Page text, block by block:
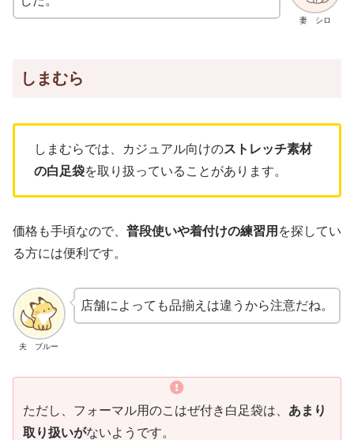
妻 シロ
しまむら
しまむらでは、カジュアル向けのストレッチ素材
の白足袋を取り扱っていることがあります。
価格も手頃なので、 普段使いや着付けの練習用 を探してい
る方には便利です。
夫 ブルー
店舗によっても品揃えは違うから注意だね。
ただし、フォーマル用のこはぜ付き白足袋は、 あまり
取り扱いがないようです。